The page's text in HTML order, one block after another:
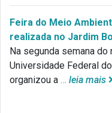
Feira do Meio
realizada no Jardim
Na segunda semana
Universidade Federal
organizou a … leia mais